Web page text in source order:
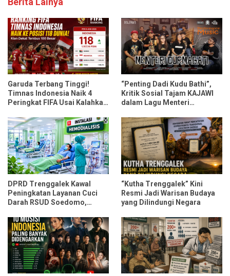
Garuda Terbang Tinggi!
Timnas Indonesia Naik 4
Peringkat FIFA Usai Kalahkan
“Penting Dadi Kudu Bathi”,
Kritik Sosial Tajam KAJAWI
dalam Lagu Menteri
DPRD Trenggalek Kawal
Peningkatan Layanan Cuci
Darah RSUD Soedomo,
Pasien Sekali Pelayanan
“Kutha Trenggalek” Kini
Resmi Jadi Warisan Budaya
yang Dilindungi Negara